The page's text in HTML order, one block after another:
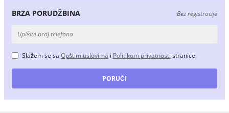
BRZA PORUDŽBINA Bez registracije
Slažem se sa Opštim uslovima i Politikom privatnosti stranice.